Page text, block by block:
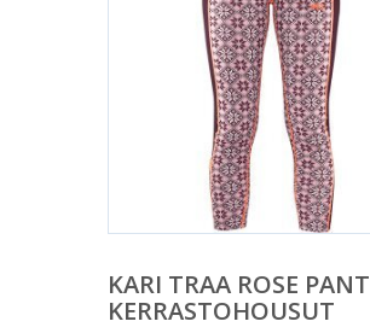
KARI TRAA ROSE PANT
KERRASTOHOUSUT